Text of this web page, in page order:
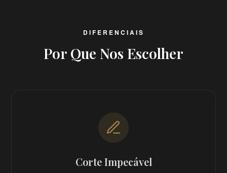
DIFERENCIAIS
Por Que Nos Escolher
Corte Impecável